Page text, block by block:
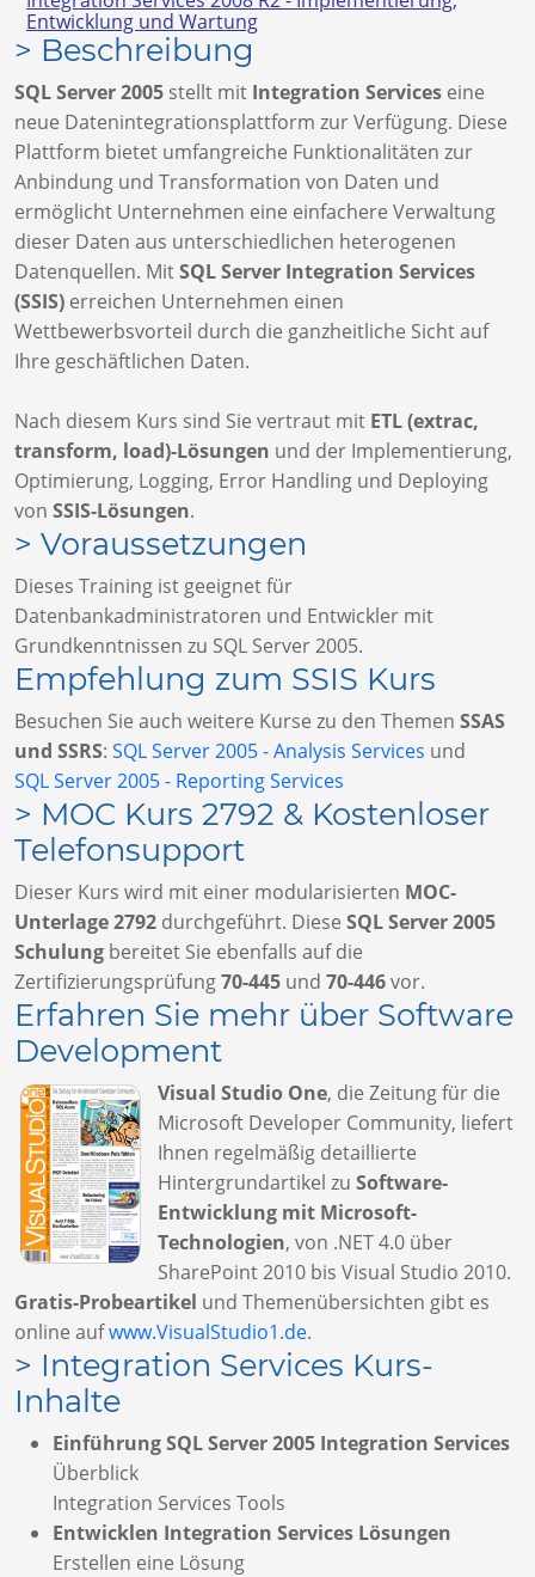
Entwicklung und Wartung
> Beschreibung
SQL Server 2005 stellt mit Integration Services eine
neue Datenintegrationsplattform zur Verfügung. Diese
Plattform bietet umfangreiche Funktionalitäten zur
Anbindung und Transformation von Daten und
ermöglicht Unternehmen eine einfachere Verwaltung
dieser Daten aus unterschiedlichen heterogenen
Datenquellen. MitSQL Server Integration Services
(SSIS) erreichen Unternehmen einen
Wettbewerbsvorteil durch die ganzheitliche Sicht auf
Ihre geschäftlichen Daten.
Nach diesem Kurs sind Sie vertraut mit ETL (extrac,
transform, load)-Lösungen und der Implementierung,
Optimierung, Logging, Error Handling und Deploying
von SSIS-Lösungen.
> Voraussetzungen
Dieses Training ist geeignet für
Datenbankadministratoren und Entwickler mit
Grundkenntnissen zu SQL Server 2005.
Empfehlung zum SSIS Kurs
Besuchen Sie auch weitere Kurse zu den Themen SSAS
und SSRS: SQL Server 2005 - Analysis Services und
SQL Server 2005 - Reporting Services
> MOC Kurs 2792 & Kostenloser
Telefonsupport
Dieser Kurs wird mit einer modularisierten MOC-
Unterlage 2792 durchgeführt. Diese SQL Server 2005
Schulung bereitet Sie ebenfalls auf die
Zertifizierungsprüfung70-445 und 70-446vor.
Erfahren Sie mehr über Software
Development
Visual Studio One, die Zeitung für die
Microsoft Developer Community, liefert
Ihnen regelmäßig detaillierte
Hintergrundartikel zu Software-
Entwicklung mit Microsoft-
Technologien, von .NET 4.0 über
SharePoint 2010 bis Visual Studio 2010.
Gratis-Probeartikel und Themenübersichten gibt es
online aufwww.VisualStudio1.de.
> Integration Services Kurs-
Inhalte
Einführung SQL Server 2005 Integration Services
Überblick
Integration Services Tools
Entwicklen Integration Services Lösungen
Erstellen eine Lösung